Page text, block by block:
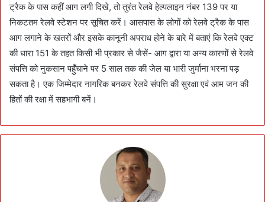
ट्रैक के पास कहीं आग लगी दिखे, तो तुरंत रेलवे हेल्पलाइन नंबर 139 पर या
निकटतम रेलवे स्टेशन पर सूचित करें। आसपास के लोगों को रेलवे ट्रैक के पास
आग लगाने के खतरों और इसके कानूनी अपराध होने के बारे में बताएं कि रेलवे एक्ट
की धारा 151 के तहत किसी भी प्रकार से जैसें- आग द्वारा या अन्य कारणों से रेलवे
संपत्ति को नुकसान पहुँचाने पर 5 साल तक की जेल या भारी जुर्माना भरना पड़
सकता है। एक जिम्मेदार नागरिक बनकर रेलवे संपत्ति की सुरक्षा एवं आम जन की
हितों की रक्षा में सहभागी बनें।